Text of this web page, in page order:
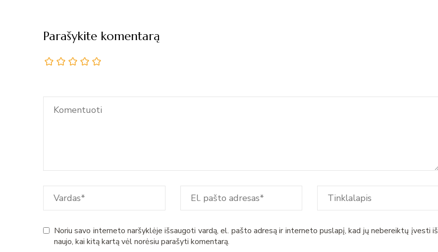
Parašykite komentarą
Noriu savo interneto naršyklėje išsaugoti vardą, el. pašto adresą ir interneto puslapį, kad jų nebereiktų įvesti iš
naujo, kai kitą kartą vėl norėsiu parašyti komentarą.